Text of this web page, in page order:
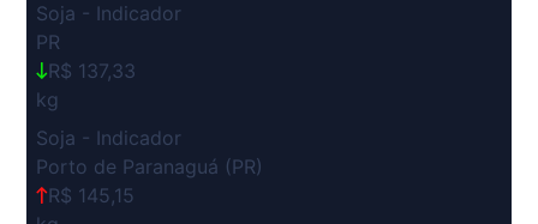
Soja - Indicador
PR
R$ 137,33
kg
Soja - Indicador
Porto de Paranaguá (PR)
R$ 145,15